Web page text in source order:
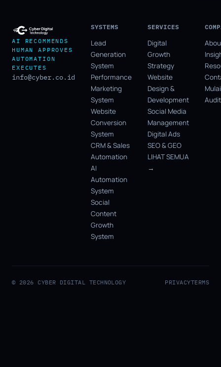
AI RECOMMENDS
HUMAN APPROVES
AUTOMATION
EXECUTES
info@cyber.co.id
SYSTEMS
Lead
Generation
System
Performance
Marketing
System
Website
Conversion
System
CRM & Sales
Automation
AI
Automation
System
Social
Content
Growth
System
SERVICES
Digital
Growth
Strategy
Website
Design &
Development
Social Media
Management
Digital Ads
SEO & GEO
LIHAT SEMUA
→
Mulai
Audit
© 2026 CYBER DIGITAL TECHNOLOGY PRIVACYTERMS